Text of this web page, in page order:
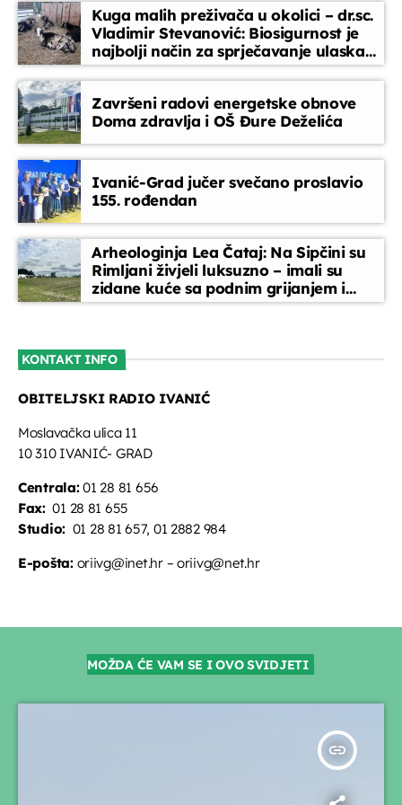
Kuga malih preživača u okolici – dr.sc.
Vladimir Stevanović: Biosigurnost je
najbolji način za sprječavanje ulaska
bolesti
Završeni radovi energetske obnove
Doma zdravlja i OŠ Đure Deželića
Ivanić-Grad jučer svečano proslavio
155. rođendan
Arheologinja Lea Čataj: Na Sipčini su
Rimljani živjeli luksuzno – imali su
zidane kuće sa podnim grijanjem i
oslikanim zidovima
KONTAKT INFO
OBITELJSKI RADIO IVANIĆ
Moslavačka ulica 11
10 310 IVANIĆ- GRAD
Centrala:01 28 81 656
Fax:01 28 81 655
Studio: 01 28 81 657, 01 2882 984
E-pošta:oriivg@inet.hr – oriivg@net.hr
MOŽDA ĆE VAM SE I OVO SVIDJETI
insert_link